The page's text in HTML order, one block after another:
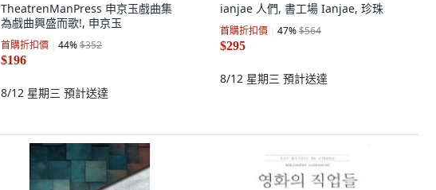
TheatrenManPress 申京玉戲曲集
為戲曲興盛而歌!, 申京玉
首購折扣價 44%$352
$196
8/12 星期三 預計送達
ianjae 人們, 書工場 Ianjae, 珍珠
首購折扣價 47%$564
$295
8/12 星期三 預計送達